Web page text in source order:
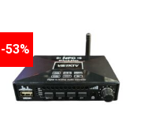
-53%